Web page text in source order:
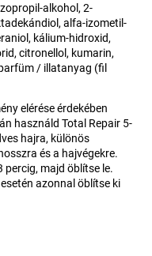
alkohol, 2-
alfa-izometil-
kálium-hidroxid,
citronellol, kumarin,
/ illatanyag (fil
elérése érdekében
használd Total Repair 5-
hajra, különös
és a hajvégekre.
percig, majd öblítse le.
azonnal öblítse ki